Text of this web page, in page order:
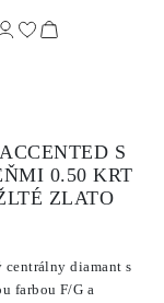
S
0.50 KRT
ZLATO
centrálny diamant s
farbou F/G a